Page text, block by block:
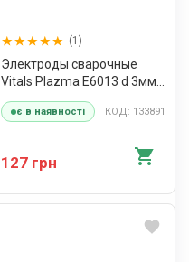
(1)
Электроды сварочные
Vitals Plazma E6013 d 3мм,
X 1кг
є в наявності КОД: 133891
127 грн